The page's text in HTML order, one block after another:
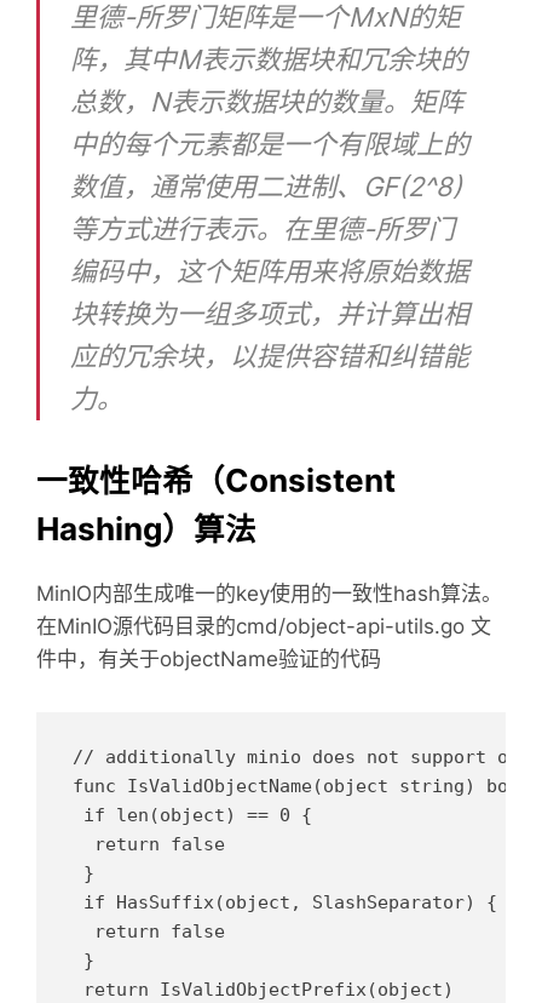
里德-所罗门矩阵是一个MxN的矩
阵，其中M表示数据块和冗余块的
总数，N表示数据块的数量。矩阵
中的每个元素都是一个有限域上的
数值，通常使用二进制、GF(2^8)
等方式进行表示。在里德-所罗门
编码中，这个矩阵用来将原始数据
块转换为一组多项式，并计算出相
应的冗余块，以提供容错和纠错能
力。
一致性哈希（Consistent
Hashing）算法
MinIO内部生成唯一的key使用的一致性hash算法。
在MinIO源代码目录的cmd/object-api-utils.go 文
件中，有关于objectName验证的代码
// additionally minio does not support
func IsValidObjectName(object string) bool
if len(object) == 0 {
  return false
}
if HasSuffix(object, SlashSeparator) {
  return false
}
return IsValidObjectPrefix(object)